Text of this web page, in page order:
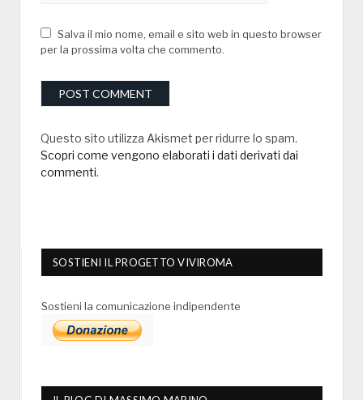
Salva il mio nome, email e sito web in questo browser
per la prossima volta che commento.
Questo sito utilizza Akismet per ridurre lo spam.
Scopri come vengono elaborati i dati derivati dai
commenti.
SOSTIENI IL PROGETTO VIVIROMA
Sostieni la comunicazione indipendente